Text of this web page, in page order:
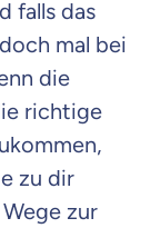
falls das
mal bei
die
richtige
zu dir
zur